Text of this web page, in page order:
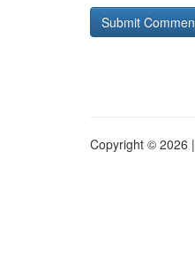
Copyright © 2026 |